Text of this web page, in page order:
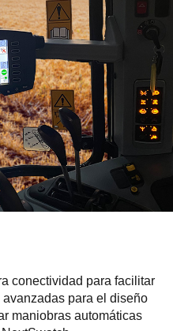
conectividad para facilitar
para el diseño
maniobras automáticas